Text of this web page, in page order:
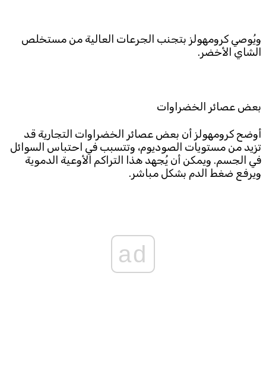
ويُوصي كرومهولز بتجنب الجرعات العالية من مستخلص
الشاي الأخضر.
بعض عصائر الخضراوات
أوضح كرومهولز أن بعض عصائر الخضراوات التجارية قد
تزيد من مستويات الصوديوم، وتتسبب في احتباس السوائل
في الجسم. ويمكن أن يُجهد هذا التراكم الأوعية الدموية
ويرفع ضغط الدم بشكل مباشر.
ad